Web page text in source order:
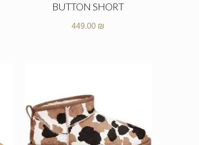
BUTTON SHORT
449.00 ₪